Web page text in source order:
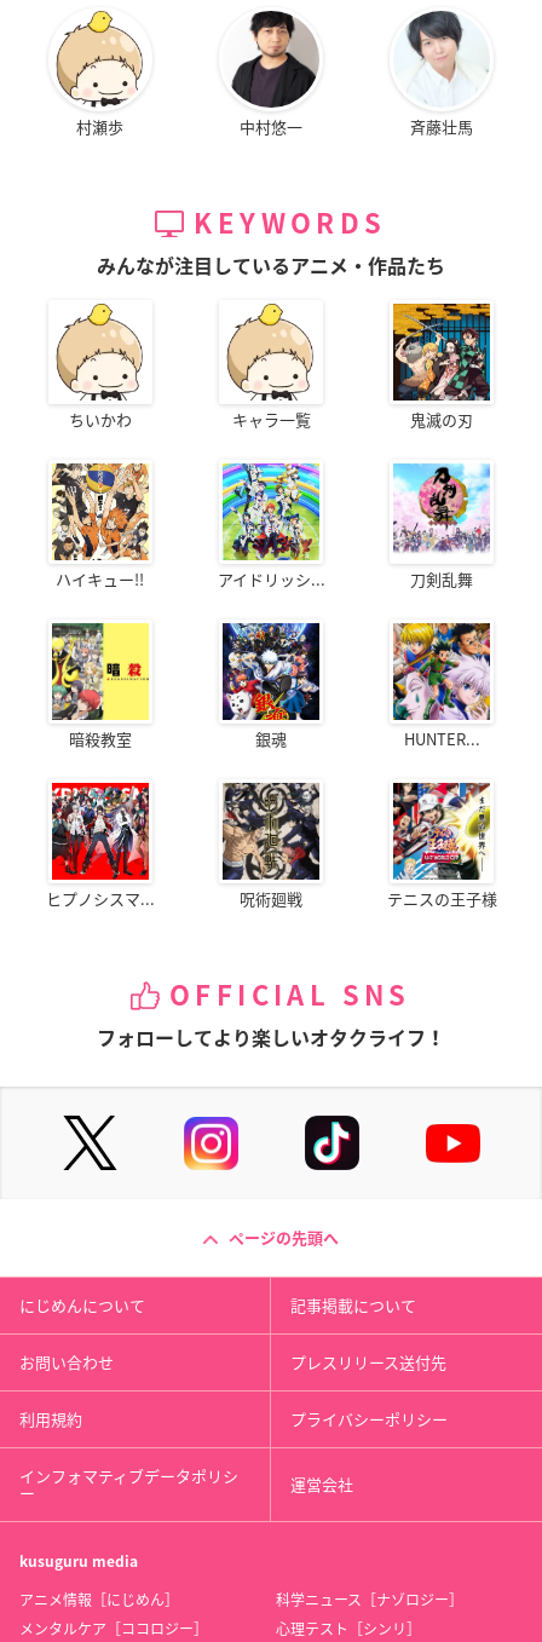
村瀬歩 中村悠一 斉藤壮馬
KEYWORDS
みんなが注目しているアニメ・作品たち
ちいかわ キャラ一覧 鬼滅の刃
ハイキュー!! アイドリッシ... 刀剣乱舞
暗殺教室 銀魂 HUNTER...
ヒプノシスマ... 呪術廻戦 テニスの王子様
OFFICIAL SNS
フォローしてより楽しいオタクライフ！
ページの先頭へ
にじめんについて 記事掲載について
お問い合わせ プレスリリース送付先
利用規約 プライバシーポリシー
インフォマティブデータポリシ
ー 運営会社
kusuguru media
アニメ情報［にじめん］
科学ニュース［ナゾロジー］
メンタルケア［ココロジー］
心理テスト［シンリ］